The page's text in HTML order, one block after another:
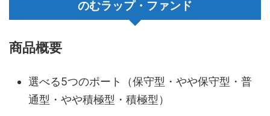
のむラップ・ファンド
商品概要
選べる5つのポート（保守型・やや保守型・普
通型・やや積極型・積極型）